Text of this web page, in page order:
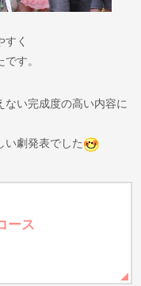
く
す。
ない完成度の高い内容に
い劇発表でした
ース